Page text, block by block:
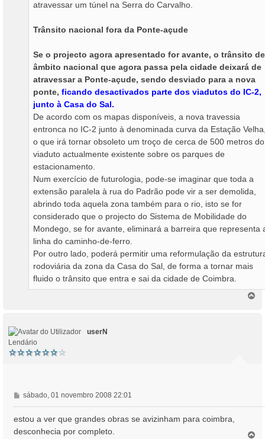
atravessar um túnel na Serra do Carvalho.
Trânsito nacional fora da Ponte-açude
Se o projecto agora apresentado for avante, o trânsito de
âmbito nacional que agora passa pela cidade deixará de
atravessar a Ponte-açude, sendo desviado para a nova
ponte, ficando desactivados parte dos viadutos do IC-2,
junto à Casa do Sal.
De acordo com os mapas disponíveis, a nova travessia
entronca no IC-2 junto à denominada curva da Estação
o que irá tornar obsoleto um troço de cerca de 500 metros do
viaduto actualmente existente sobre os parques de
estacionamento.
Num exercício de futurologia, pode-se imaginar que toda a
extensão paralela à rua do Padrão pode vir a ser demolida,
abrindo toda aquela zona também para o rio, isto se for
considerado que o projecto do Sistema de Mobilidade do
Mondego, se for avante, eliminará a barreira que representa
linha do caminho-de-ferro.
Por outro lado, poderá permitir uma reformulação da
rodoviária da zona da Casa do Sal, de forma a tornar mais
fluido o trânsito que entra e sai da cidade de Coimbra.
userN
Lendário
M
e
n
a
sábado, 01 novembro 2008 22:01
estou a ver que grandes obras se avizinham para coimbra,
desconhecia por completo.